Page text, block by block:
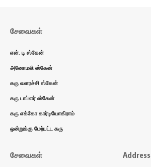
சேவைகள்
என். டி ஸ்கேன்
அனோமலி ஸ்கேன்
கரு வளரச்சி ஸ்கேன்
கரு டாப்ளர் ஸ்கேன்
கரு எக்கோ கார்டியோகிராம்
ஒன்றுக்கு மேற்பட்ட கரு
சேவைகள் Address